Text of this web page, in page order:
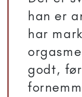
han er
har
godt,